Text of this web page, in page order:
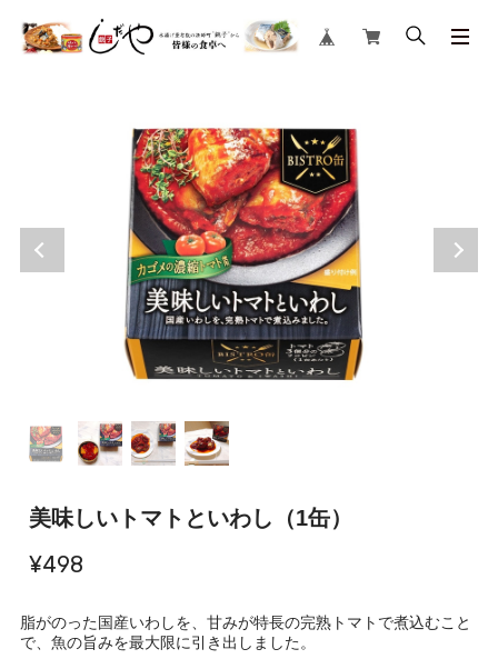
美味しいトマトといわし（1缶）
¥498
脂がのった国産いわしを、甘みが特長の完熟トマトで煮込むこと
で、魚の旨みを最大限に引き出しました。